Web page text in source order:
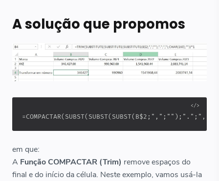
A solução que propomos
em que:
A Função COMPACTAR (Trim) remove espaços do
final e do início da célula. Neste exemplo, vamos usá-la